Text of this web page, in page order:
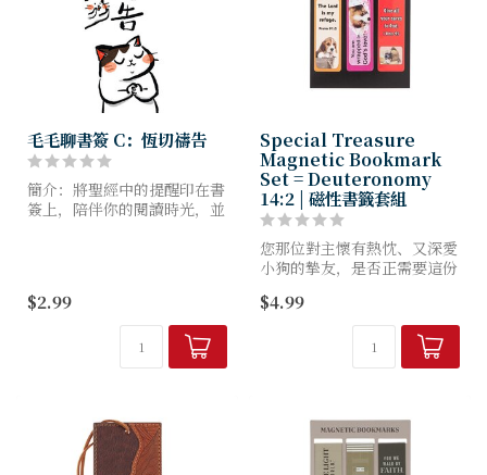
毛毛聊書簽 C：恆切禱告
簡介：將聖經中的提醒印在書
簽上，陪伴你的閱讀時光，並
$2.99
Special Treasure
Magnetic Bookmark
Set = Deuteronomy
14:2 | 磁性書籤套組
您那位對主懷有熱忱、又深愛
小狗的摯友，是否正需要這份
Treasure 」磁吸式書籤組，
以可愛小狗圖案搭配鼓舞人心
的聖經經文，每...
$4.99